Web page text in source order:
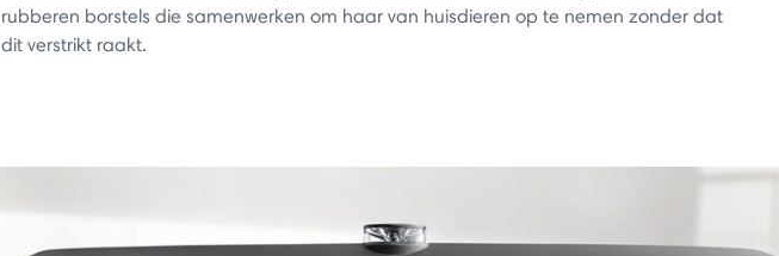
rubberen borstels die samenwerken om haar van huisdieren op te nemen zonder dat
dit verstrikt raakt.